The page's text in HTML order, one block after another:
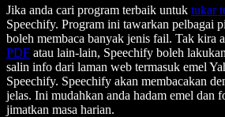
Jika anda cari program terbaik untuk tukar
Speechify. Program ini tawarkan pelbagai
boleh membaca banyak jenis fail. Tak kira
PDF atau lain-lain, Speechify boleh
salin info dari laman web termasuk emel
Speechify. Speechify akan membacakan
jelas. Ini mudahkan anda hadam emel dan
jimatkan masa harian.